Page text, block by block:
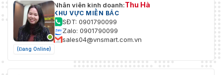
(Đang Online)
Nhân viên kinh doanh:Thu Hà
KHU VỰC MIỀN BẮC
SĐT: 0901790099
Zalo: 0901790099
sales04@vnsmart.com.vn